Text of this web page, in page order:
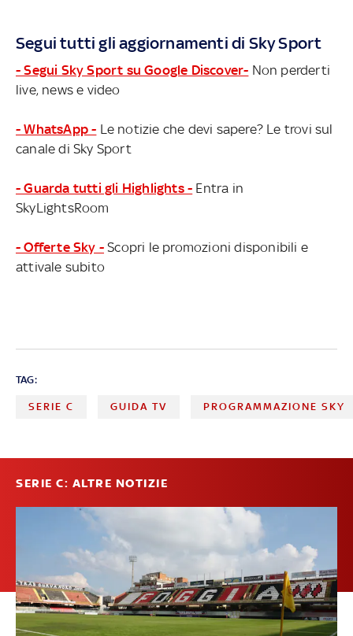
Segui tutti gli aggiornamenti di Sky Sport
- Segui Sky Sport su Google Discover- Non perderti
live, news e video
- WhatsApp - Le notizie che devi sapere? Le trovi sul
canale di Sky Sport
- Guarda tutti gli Highlights - Entra in
SkyLightsRoom
- Offerte Sky - Scopri le promozioni disponibili e
attivale subito
TAG:
SERIE C GUIDA TV PROGRAMMAZIONE SKY
SERIE C: ALTRE NOTIZIE